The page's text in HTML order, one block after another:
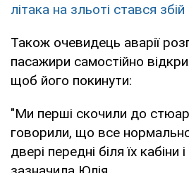
літака на зльоті стався збій
Також очевидець аварії
пасажири самостійно
щоб його покинути:
"Ми перші скочили до
говорили, що все
двері передні біля їх кабіни